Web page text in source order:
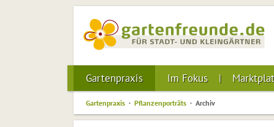
Gartenpraxis Im Fokus
Gartenpraxis Pflanzenporträts Archiv